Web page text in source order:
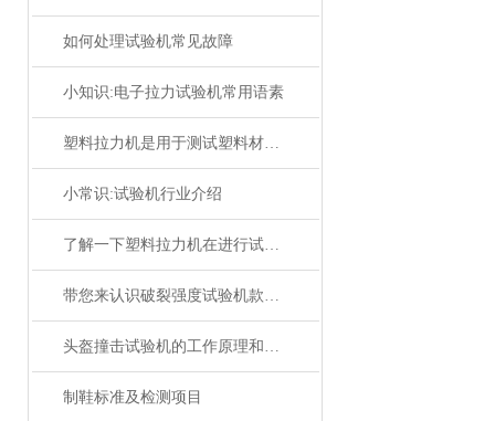
如何处理试验机常见故障
小知识:电子拉力试验机常用语素
塑料拉力机是用于测试塑料材料力学性能的仪器
小常识:试验机行业介绍
了解一下塑料拉力机在进行试验时需要注意的事项
带您来认识破裂强度试验机款纸板
头盔撞击试验机的工作原理和系统组成
制鞋标准及检测项目